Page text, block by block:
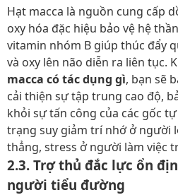
Hạt macca là nguồn cung cấp
oxy hóa đặc hiệu bảo vệ hệ
vitamin nhóm B giúp thúc đẩy
và oxy lên não diễn ra liên tục.
macca có tác dụng gì, bạn sẽ
cải thiện sự tập trung cao độ,
khỏi sự tấn công của các gốc
trạng suy giảm trí nhớ ở người
thẳng, stress ở người làm việc
2.3. Trợ thủ đắc lực ổn
người tiểu đường